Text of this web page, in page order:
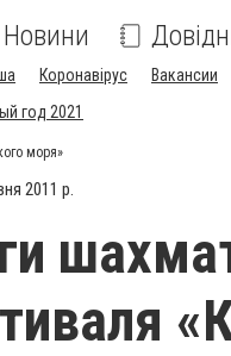
Новини
Коронавірус Вакансии
год 2021
моря»
2011 р.